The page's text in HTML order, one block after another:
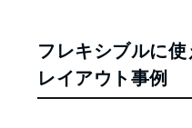
フレキシブルに
レイアウト事例